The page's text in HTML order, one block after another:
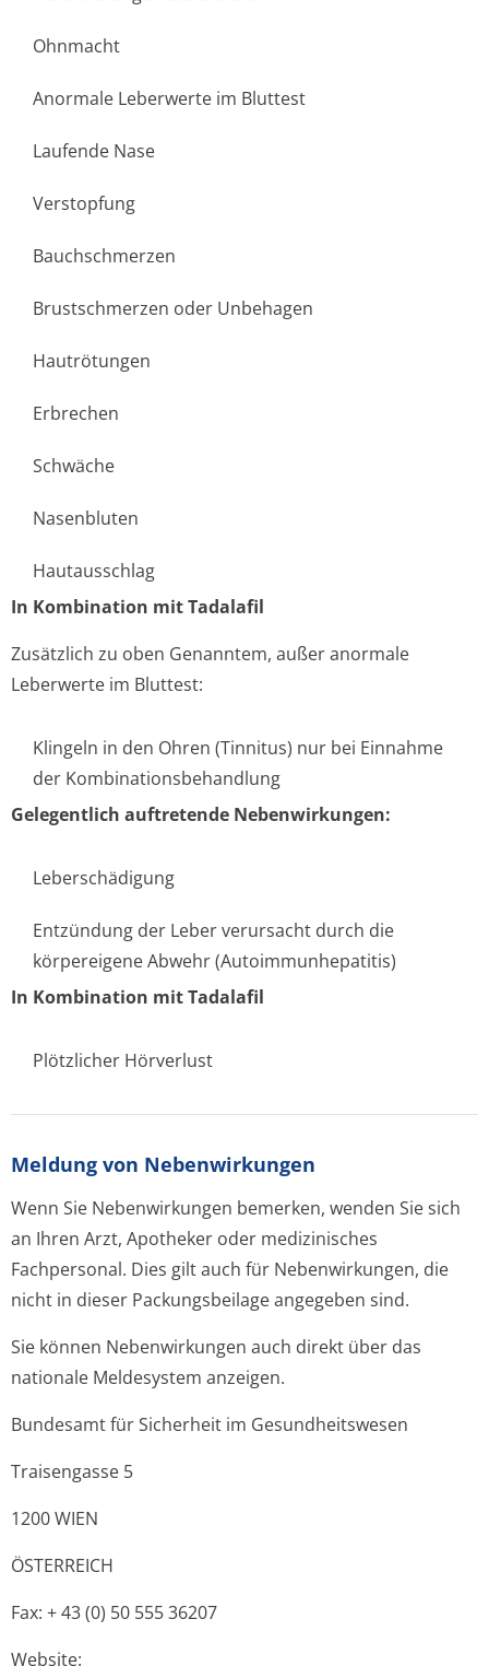
Ohnmacht
Anormale Leberwerte im Bluttest
Laufende Nase
Verstopfung
Bauchschmerzen
Brustschmerzen oder Unbehagen
Hautrötungen
Erbrechen
Schwäche
Nasenbluten
Hautausschlag
In Kombination mit Tadalafil
Zusätzlich zu oben Genanntem, außer anormale
Leberwerte im Bluttest:
Klingeln in den Ohren (Tinnitus) nur bei Einnahme
der Kombinationsbe­handlung
Gelegentlich auftretende Nebenwirkungen:
Leberschädigung
Entzündung der Leber verursacht durch die
körpereigene Abwehr (Autoimmunhepa­titis)
In Kombination mit Tadalafil
Plötzlicher Hörverlust
Meldung von Nebenwirkungen
Wenn Sie Nebenwirkungen bemerken, wenden Sie sich
an Ihren Arzt, Apotheker oder medizinisches
Fachpersonal. Dies gilt auch für Nebenwirkungen, die
nicht in dieser Packungsbeilage angegeben sind.
Sie können Nebenwirkungen auch direkt über das
nationale Meldesystem anzeigen.
Bundesamt für Sicherheit im Gesundheitswesen
Traisengasse 5
1200 WIEN
ÖSTERREICH
Fax: + 43 (0) 50 555 36207
Website: